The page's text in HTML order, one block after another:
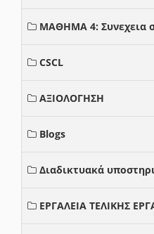
ΜΑΘΗΜΑ 4: Συνεχεια
CSCL
ΑΞΙΟΛΟΓΗΣΗ
Blogs
Διαδικτυακά
ΕΡΓΑΛΕΙΑ ΤΕΛΙΚΗΣ